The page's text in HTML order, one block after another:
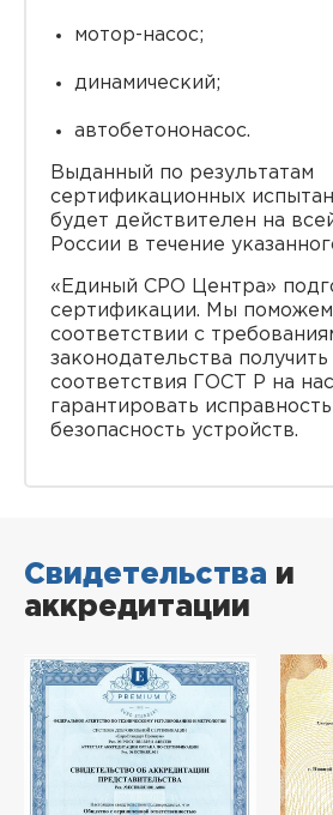
мотор-насос;
динамический;
автобетононасос.
Выданный по результатам
сертификационных
будет действителен на
России в течение
«Единый СРО Центра»
сертификации. Мы
соответствии с
законодательства
соответствия ГОСТ Р на
гарантировать
безопасность устройств.
Свидетельства и
аккредитации